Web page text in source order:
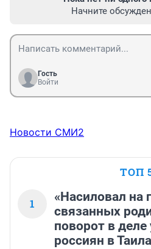
Начните
Гость
Войти
Новости СМИ2
ТОП
1
«Насиловал на
связанных
поворот в деле
россиян в